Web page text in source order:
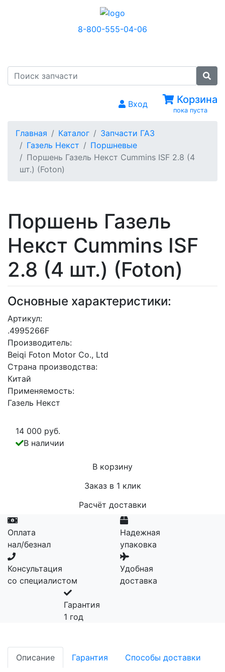
8-800-555-04-06
Вход Корзина
пока пуста
Главная Каталог
Запчасти ГАЗ
Газель Некст
Поршневые
Поршень Газель Некст Cummins ISF 2.8 (4
шт.) (Foton)
Поршень Газель
Некст Cummins ISF
2.8 (4 шт.) (Foton)
Основные характеристики:
Артикул:
.4995266F
Производитель:
Beiqi Foton Motor Co., Ltd
Страна производства:
Китай
Применяемость:
Газель Некст
14 000 руб.
В наличии
В корзину
Заказ в 1 клик
Расчёт доставки
Оплата
нал/безнал
Надежная
упаковка
Консультация
со специалистом
Удобная
доставка
Гарантия
1 год
Описание Гарантия Способы доставки